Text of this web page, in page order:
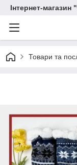
Інтернет-
Товари та